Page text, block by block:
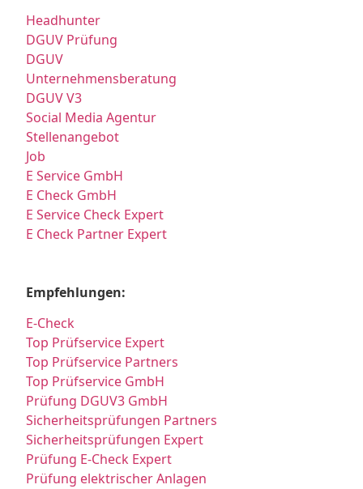
Headhunter
DGUV Prüfung
DGUV
Unternehmensberatung
DGUV V3
Social Media Agentur
Stellenangebot
Job
E Service GmbH
E Check GmbH
E Service Check Expert
E Check Partner Expert
Empfehlungen:
E-Check
Top Prüfservice Expert
Top Prüfservice Partners
Top Prüfservice GmbH
Prüfung DGUV3 GmbH
Sicherheitsprüfungen Partners
Sicherheitsprüfungen Expert
Prüfung E-Check Expert
Prüfung elektrischer Anlagen